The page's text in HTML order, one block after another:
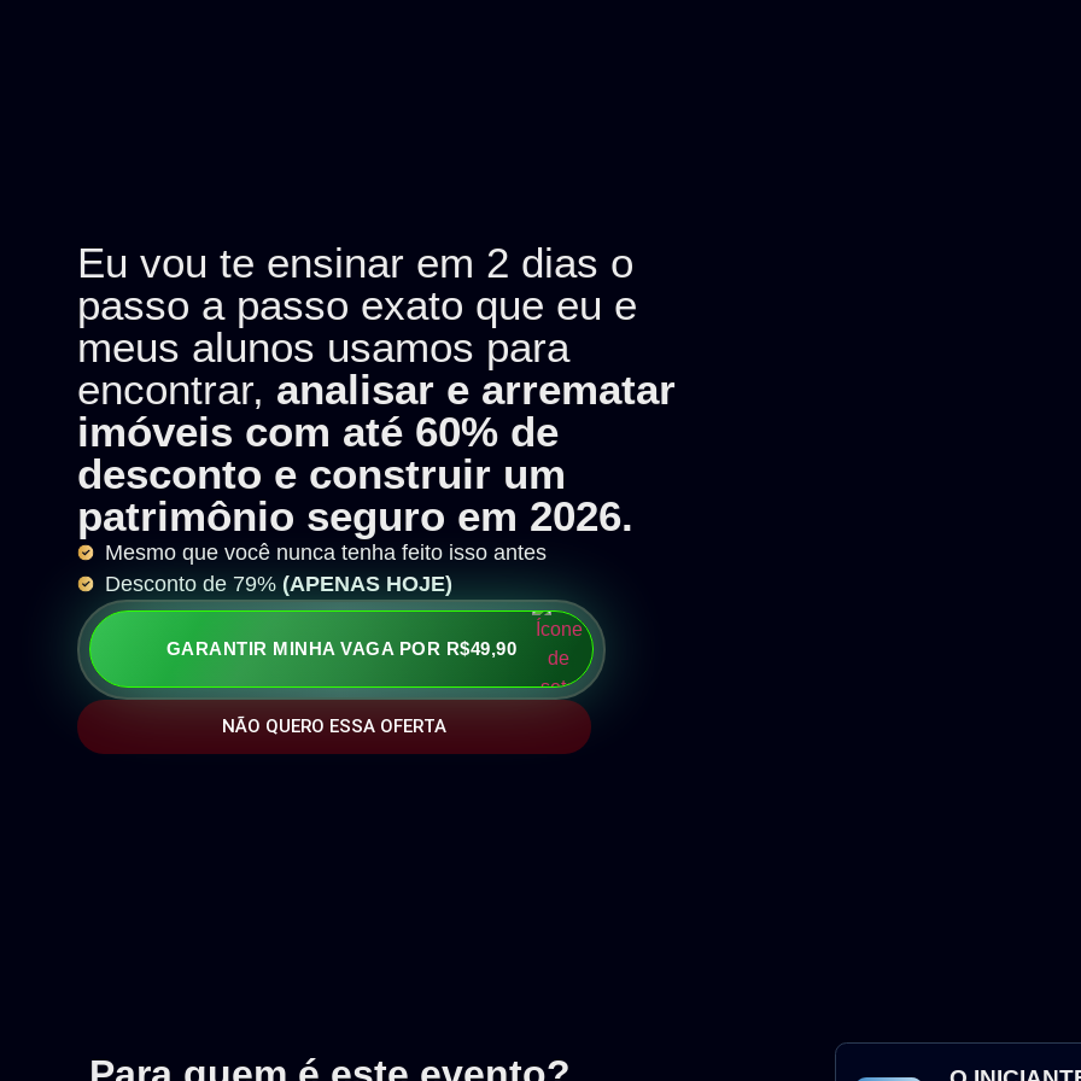
Eu vou te ensinar em 2 dias o
passo a passo exato que eu e
meus alunos usamos para
encontrar, analisar e arrematar
imóveis com até 60% de
desconto e construir um
patrimônio seguro em 2026.
Mesmo que você nunca tenha feito isso antes
Desconto de 79% (APENAS HOJE)
GARANTIR MINHA VAGA POR R$49,90
NÃO QUERO ESSA OFERTA